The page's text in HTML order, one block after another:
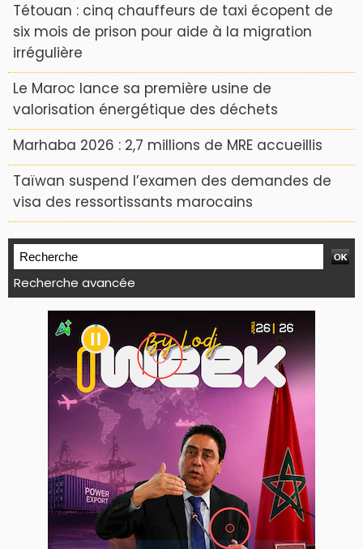
Tétouan : cinq chauffeurs de taxi écopent de
six mois de prison pour aide à la migration
irrégulière
Le Maroc lance sa première usine de
valorisation énergétique des déchets
Marhaba 2026 : 2,7 millions de MRE accueillis
Taïwan suspend l’examen des demandes de
visa des ressortissants marocains
Recherche avancée